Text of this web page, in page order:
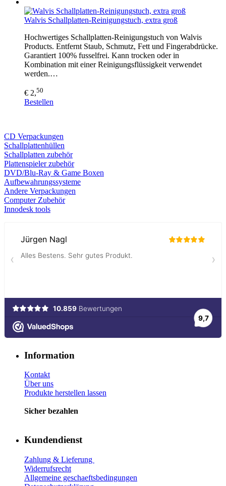
Walvis Schallplatten-Reinigungstuch, extra groß
Hochwertiges Schallplatten-Reinigungstuch von Walvis
Products. Entfernt Staub, Schmutz, Fett und Fingerabdrücke.
Garantiert 100% fusselfrei. Kann trocken oder in
Kombination mit einer Reinigungsflüssigkeit verwendet
werden.…
€ 2,50
Bestellen
CD Verpackungen
Schallplattenhüllen
Schallplatten zubehör
Plattenspieler zubehör
DVD/Blu-Ray & Game Boxen
Aufbewahrungssysteme
Andere Verpackungen
Computer Zubehör
Innodesk tools
Information
Kontakt
Über uns
Produkte herstellen lassen
Sicher bezahlen
Kundendienst
Zahlung & Lieferung
Widerrufsrecht
Allgemeine geschaeftsbedingungen